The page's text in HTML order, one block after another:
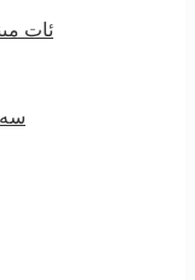
ئات